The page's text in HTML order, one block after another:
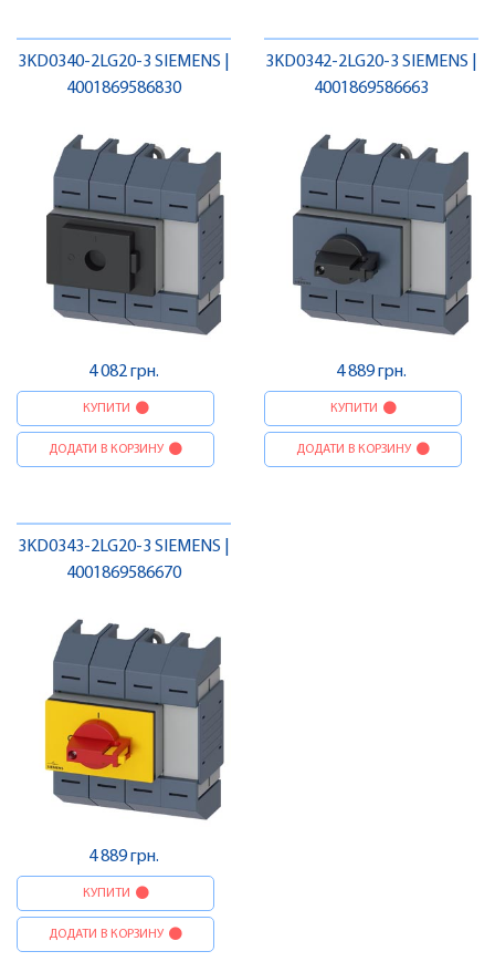
3KD0340-2LG20-3 SIEMENS |
4001869586830
4 082 грн.
КУПИТИ
ДОДАТИ В КОРЗИНУ
3KD0342-2LG20-3 SIEMENS |
4001869586663
4 889 грн.
КУПИТИ
ДОДАТИ В КОРЗИНУ
3KD0343-2LG20-3 SIEMENS |
4001869586670
4 889 грн.
КУПИТИ
ДОДАТИ В КОРЗИНУ